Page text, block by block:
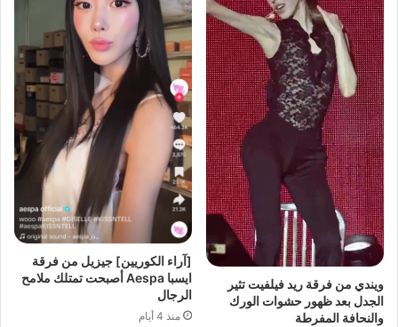
ويندي من فرقة ريد فيلفيت تثير
الجدل بعد ظهور حشوات الورك
والنحافة المفرطة
[آراء الكوريين] جيزيل من فرقة
ايسبا Aespa أصبحت تمتلك ملامح
الرجال
منذ 4 أيام